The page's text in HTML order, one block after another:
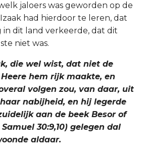
jaloers was geworden op de
had hierdoor te leren, dat
in dit land verkeerde, dat dit
niet was.
die wel wist, dat niet de
hem rijk maakte, en
volgen zou, van daar, uit
nabijheid, en hij legerde
aan de beek Besor of
30:9,10) gelegen dal
aldaar.